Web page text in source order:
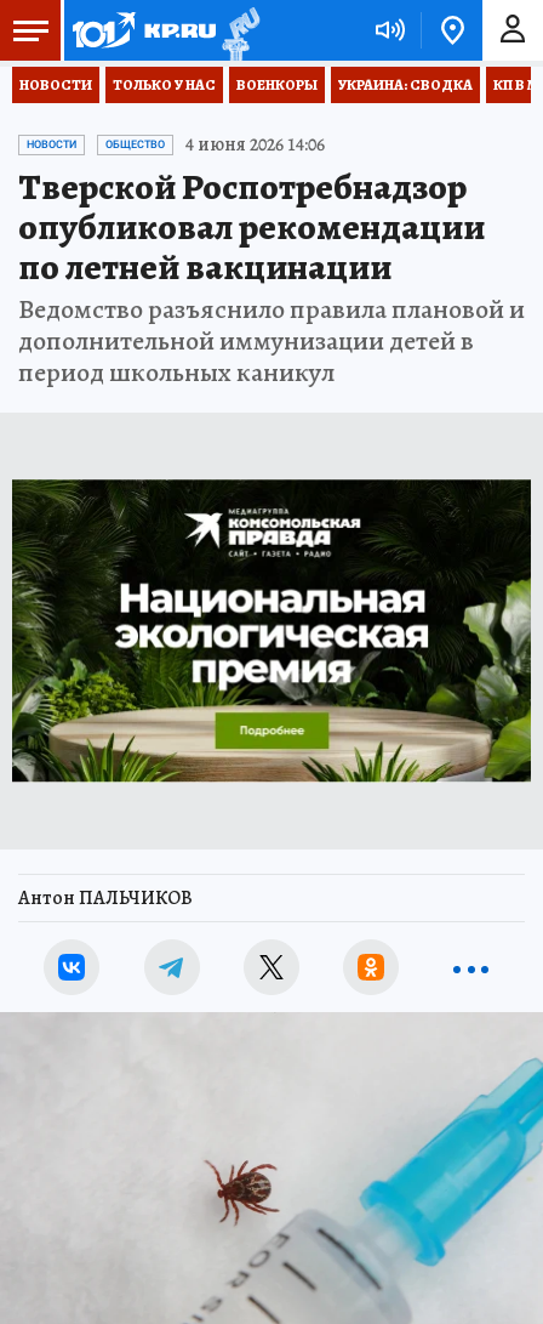
НОВОСТИ ТОЛЬКО У НАС ВОЕНКОРЫ УКРАИНА: СВОДКА КП В
НОВОСТИ ОБЩЕСТВО 4 июня 2026 14:06
Тверской Роспотребнадзор
опубликовал рекомендации
по летней вакцинации
Ведомство разъяснило правила плановой и
дополнительной иммунизации детей в
период школьных каникул
Антон ПАЛЬЧИКОВ